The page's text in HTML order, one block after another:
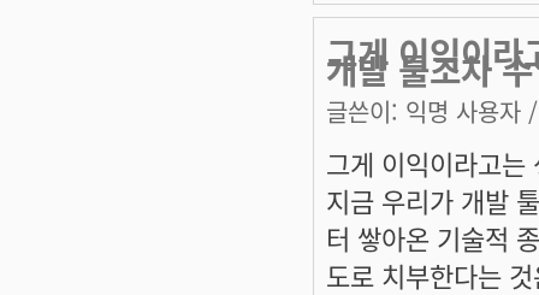
그게 이익이라
개발 툴조차
글쓴이: 익명 사용자
그게 이익이라고는
지금 우리가 개발
터 쌓아온 기술적
도로 치부한다는